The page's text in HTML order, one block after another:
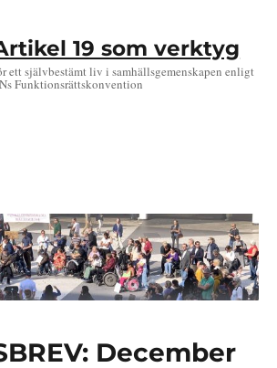
19 som verktyg
ett självbestämt liv i samhällsgemenskapen enligt
Funktionsrättskonvention
December